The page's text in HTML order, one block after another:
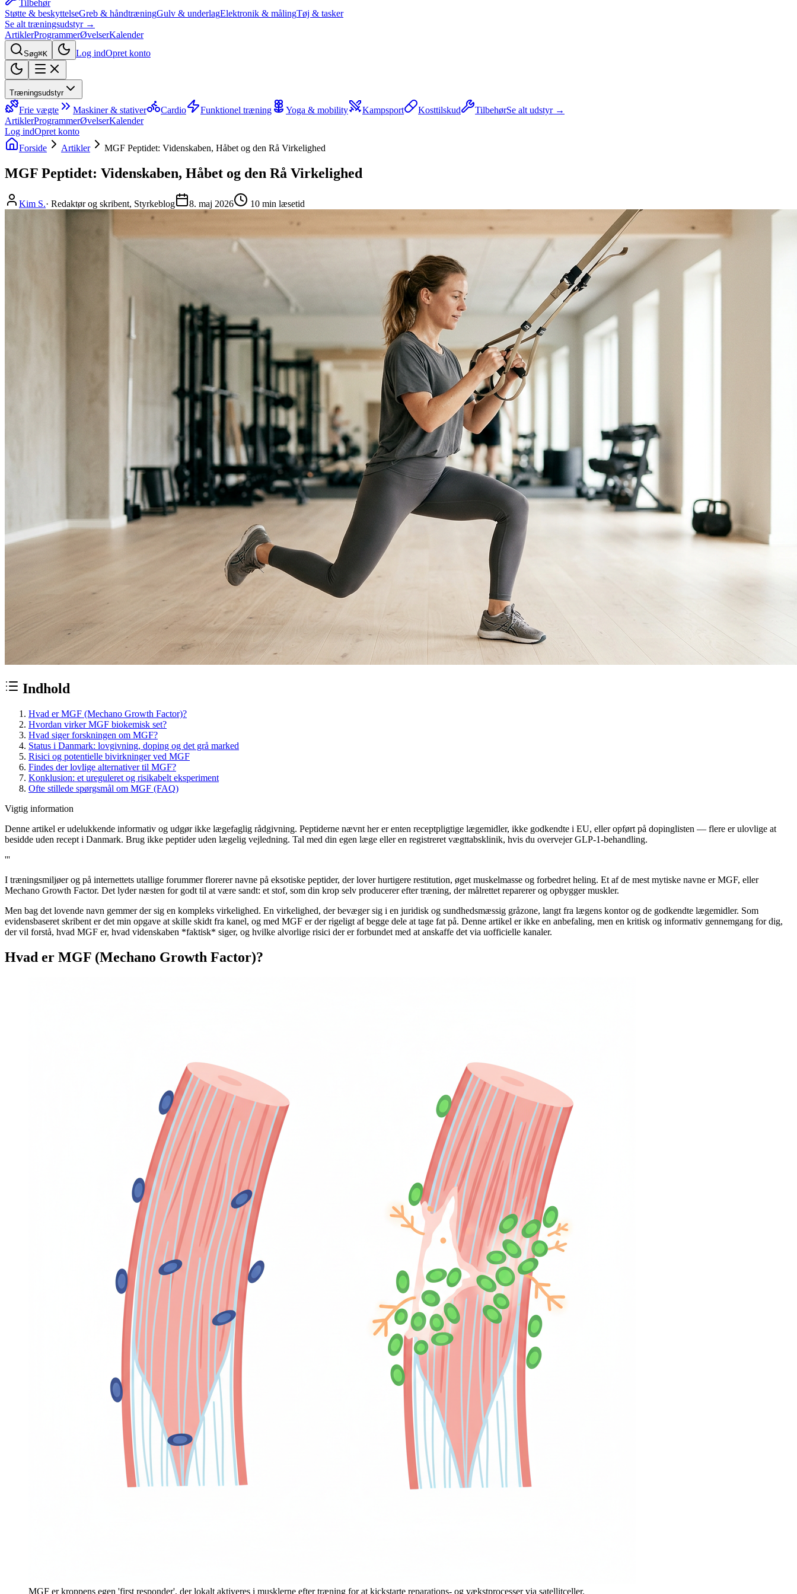
Tilbehør
Støtte & beskyttelseGreb & håndtræningGulv & underlagElektronik & målingTøj & tasker
Se alt træningsudstyr →
ArtiklerProgrammerØvelserKalender
Søg⌘K Log indOpret konto
Træningsudstyr
Frie vægte Maskiner & stativer Cardio Funktionel træning Yoga & mobility Kampsport Kosttilskud TilbehørSe alt udstyr →
ArtiklerProgrammerØvelserKalender
Log indOpret konto
Forside
Artikler MGF Peptidet: Videnskaben, Håbet og den Rå Virkelighed
MGF Peptidet: Videnskaben, Håbet og den Rå Virkelighed
Kim S.· Redaktør og skribent, Styrkeblog 8. maj 2026 10 min læsetid
Indhold
Hvad er MGF (Mechano Growth Factor)?
Hvordan virker MGF biokemisk set?
Hvad siger forskningen om MGF?
Status i Danmark: lovgivning, doping og det grå marked
Risici og potentielle bivirkninger ved MGF
Findes der lovlige alternativer til MGF?
Konklusion: et ureguleret og risikabelt eksperiment
Ofte stillede spørgsmål om MGF (FAQ)
Vigtig information
Denne artikel er udelukkende informativ og udgør ikke lægefaglig rådgivning. Peptiderne nævnt her er enten receptpligtige lægemidler, ikke godkendte i EU, eller opført på dopinglisten — flere er ulovlige at
besidde uden recept i Danmark. Brug ikke peptider uden lægelig vejledning. Tal med din egen læge eller en registreret vægttabsklinik, hvis du overvejer GLP-1-behandling.
'''
I træningsmiljøer og på internettets utallige forummer florerer navne på eksotiske peptider, der lover hurtigere restitution, øget muskelmasse og forbedret heling. Et af de mest mytiske navne er MGF, eller
Mechano Growth Factor. Det lyder næsten for godt til at være sandt: et stof, som din krop selv producerer efter træning, der målrettet reparerer og opbygger muskler.
Men bag det lovende navn gemmer der sig en kompleks virkelighed. En virkelighed, der bevæger sig i en juridisk og sundhedsmæssig gråzone, langt fra lægens kontor og de godkendte lægemidler. Som
evidensbaseret skribent er det min opgave at skille skidt fra kanel, og med MGF er der rigeligt af begge dele at tage fat på. Denne artikel er ikke en anbefaling, men en kritisk og informativ gennemgang for dig,
der vil forstå, hvad MGF er, hvad videnskaben *faktisk* siger, og hvilke alvorlige risici der er forbundet med at anskaffe det via uofficielle kanaler.
Hvad er MGF (Mechano Growth Factor)?
MGF er kroppens egen 'first responder', der lokalt aktiveres i musklerne efter træning for at kickstarte reparations- og vækstprocesser via satellitceller.